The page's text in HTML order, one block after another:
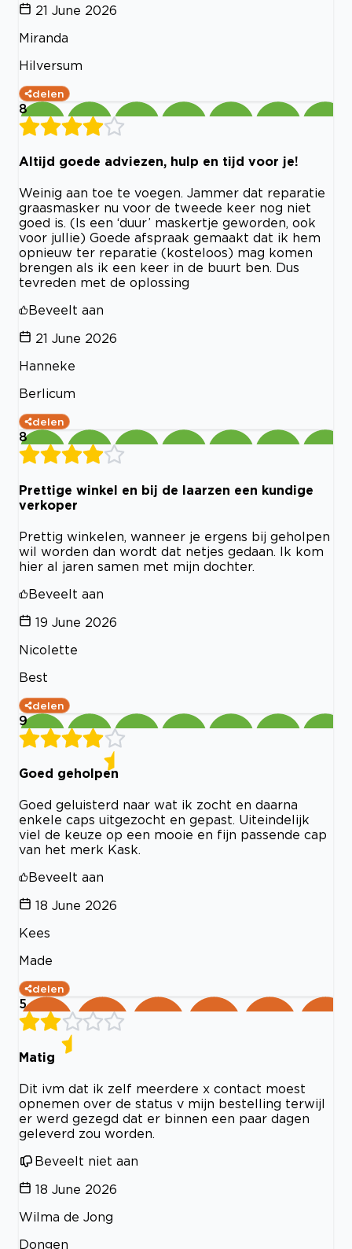
21 June 2026
Miranda
Hilversum
delen
8
Altijd goede adviezen, hulp en tijd voor je!
Weinig aan toe te voegen. Jammer dat reparatie
graasmasker nu voor de tweede keer nog niet
goed is. (Is een ‘duur’ maskertje geworden, ook
voor jullie) Goede afspraak gemaakt dat ik hem
opnieuw ter reparatie (kosteloos) mag komen
brengen als ik een keer in de buurt ben. Dus
tevreden met de oplossing
Beveelt aan
21 June 2026
Hanneke
Berlicum
delen
8
Prettige winkel en bij de laarzen een kundige
verkoper
Prettig winkelen, wanneer je ergens bij geholpen
wil worden dan wordt dat netjes gedaan. Ik kom
hier al jaren samen met mijn dochter.
Beveelt aan
19 June 2026
Nicolette
Best
delen
9
Goed geholpen
Goed geluisterd naar wat ik zocht en daarna
enkele caps uitgezocht en gepast. Uiteindelijk
viel de keuze op een mooie en fijn passende cap
van het merk Kask.
Beveelt aan
18 June 2026
Kees
Made
delen
5
Matig
Dit ivm dat ik zelf meerdere x contact moest
opnemen over de status v mijn bestelling terwijl
er werd gezegd dat er binnen een paar dagen
geleverd zou worden.
Beveelt niet aan
18 June 2026
Wilma de Jong
Dongen